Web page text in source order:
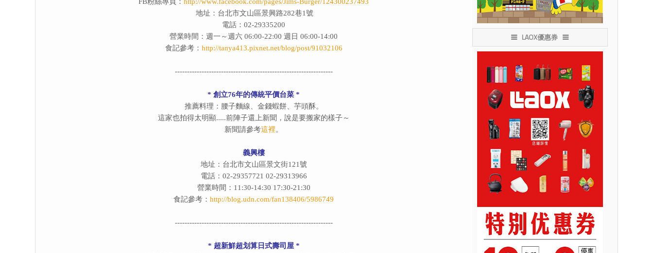
地址：台北市文山區景興路282巷1號
電話：02-29335200
營業時間：週一～週六 06:00-22:00 週日 06:00-14:00
食記參考： http://tanya413.pixnet.net/blog/post/91032106
-----------------------------------------------------------------
* 創立76年的傳統平價台菜 *
推薦料理：腰子麵線、金錢蝦餅、芋頭酥。
這家也拍得太明顯.....前陣子還上新聞，說是要搬家的樣子～
新聞請參考這裡。
義興樓
地址：台北市文山區景文街121號
電話：02-29357721 02-29313966
營業時間：11:30-14:30 17:30-21:30
食記參考：http://blog.udn.com/fan138406/5986749
-----------------------------------------------------------------
* 超新鮮超划算日式壽司屋 *
LAOX優惠券